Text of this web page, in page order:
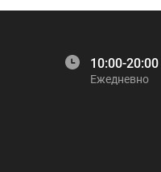
10:00-20:00
Ежедневно